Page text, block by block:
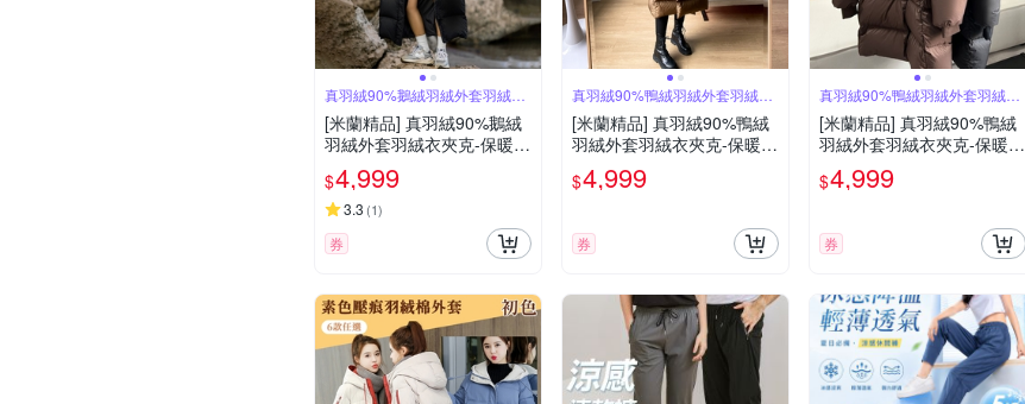
真羽絨90%鵝絨羽絨外套羽絨衣
夾克
[米蘭精品] 真羽絨90%鵝絨
羽絨外套羽絨衣夾克-保暖百
搭日常情侶精緻女外套4色7
4ip22
$4,999
3.3 (1)
券
真羽絨90%鴨絨羽絨外套羽絨衣
夾克
[米蘭精品] 真羽絨90%鴨絨
羽絨外套羽絨衣夾克-保暖大
毛領中長款過膝女外套2色7
4ia10
$4,999
券
真羽絨90%鴨絨羽絨外套羽絨衣
夾克
[米蘭精品] 真羽絨90%鴨絨
羽絨外套羽絨衣夾克-保暖連
帽加厚泡芙款過膝女外套2
色74ia44
$4,999
券